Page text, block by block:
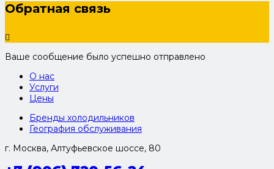
Обратная связь
Ваше сообщение было успешно отправлено
О нас
Услуги
Цены
Бренды холодильников
География обслуживания
г. Москва, Алтуфьевское шоссе, 80